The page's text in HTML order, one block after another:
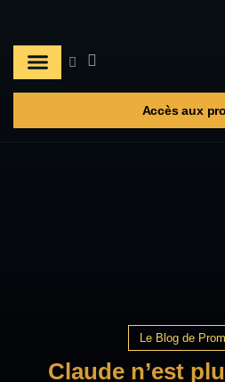
Accès aux
Le Blog de
Claude n’est